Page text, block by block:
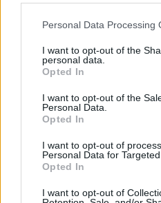
Personal Data Processing
I want to opt-out of the
personal data.
Opted In
I want to opt-out of the
Personal Data.
Opted In
I want to opt-out of
Personal Data for Targeted
Opted In
I want to opt-out of